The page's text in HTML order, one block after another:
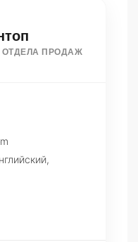
ОТДЕЛА ПРОДАЖ